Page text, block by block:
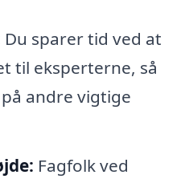
Du sparer tid ved at
til eksperterne, så
andre vigtige
Fagfolk ved